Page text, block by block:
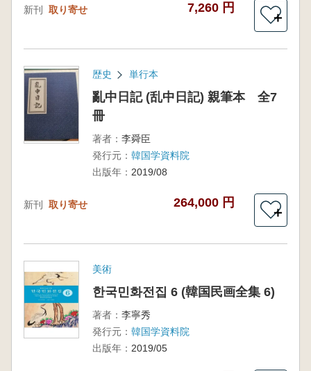
新刊 取り寄せ 7,260 円
＋
歴史 単行本
亂中日記 (乱中日記) 親筆本 全7
冊
著者： 李舜臣
発行元： 韓国学資料院
出版年： 2019/08
新刊 取り寄せ 264,000 円
＋
美術
한국민화전집 6 (韓国民画全集 6)
著者： 李寧秀
発行元： 韓国学資料院
出版年： 2019/05